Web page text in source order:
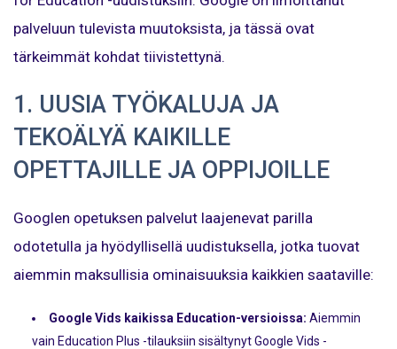
palveluun tulevista muutoksista, ja tässä ovat
tärkeimmät kohdat tiivistettynä.
1. UUSIA TYÖKALUJA JA
TEKOÄLYÄ KAIKILLE
OPETTAJILLE JA OPPIJOILLE
Googlen opetuksen palvelut laajenevat parilla
odotetulla ja hyödyllisellä uudistuksella, jotka tuovat
aiemmin maksullisia ominaisuuksia kaikkien saataville:
Google Vids kaikissa Education-versioissa: Aiemmin
vain Education Plus -tilauksiin sisältynyt Google Vids -